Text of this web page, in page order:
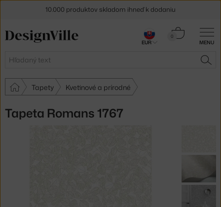
MENU
Hľadať
0
Košík
Tapety Kvetinové a prírodné
Tapeta Romans 1767
10.000 produktov skladom ihneď k dodaniu
5 % zľava pre odberateľov
EUR